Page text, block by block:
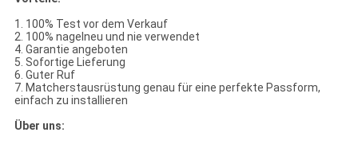
1. 100% Test vor dem Verkauf
2. 100% nagelneu und nie verwendet
4. Garantie angeboten
5. Sofortige Lieferung
6. Guter Ruf
7. Matcherstausrüstung genau für eine perfekte Passform,
einfach zu installieren
Über uns: